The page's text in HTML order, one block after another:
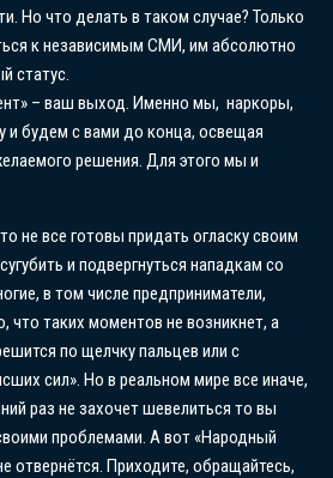
Но что делать в таком случае? Только
к независимым СМИ, им абсолютно
статус.
– ваш выход. Именно мы, наркоры,
и будем с вами до конца, освещая
решения. Для этого мы и
не все готовы придать огласку своим
и подвергнуться нападкам со
в том числе предприниматели,
что таких моментов не возникнет, а
по щелчку пальцев или с
сил». Но в реальном мире все иначе,
раз не захочет шевелиться то вы
проблемами. А вот «Народный
отвернётся. Приходите, обращайтесь,